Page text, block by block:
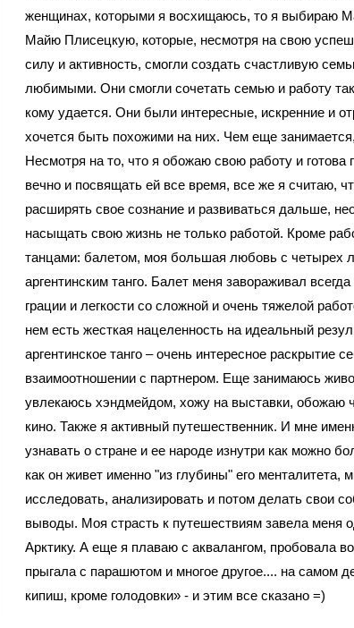
женщинах, которыми я восхищаюсь, то я выбираю
Майю Плисецкую, которые, несмотря на свою
силу и активность, смогли создать счастливую
любимыми. Они смогли сочетать семью и работу
кому удается. Они были интересные, искренние и
хочется быть похожими на них. Чем еще
Несмотря на то, что я обожаю свою работу и готова
вечно и посвящать ей все время, все же я считаю,
расширять свое сознание и развиваться дальше,
насыщать свою жизнь не только работой. Кроме
танцами: балетом, моя большая любовь с четырех
аргентинским танго. Балет меня завораживал
грации и легкости со сложной и очень тяжелой
нем есть жесткая нацеленность на идеальный
аргентинское танго – очень интересное раскрытие
взаимоотношении с партнером. Еще занимаюсь
увлекаюсь хэндмейдом, хожу на выставки, обожаю
кино. Также я активный путешественник. И мне
узнавать о стране и ее народе изнутри как можно
как он живет именно "из глубины" его менталитета,
исследовать, анализировать и потом делать свои
выводы. Моя страсть к путешествиям завела меня
Арктику. А еще я плаваю с аквалангом, пробовала
прыгала с парашютом и многое другое.... на самом
кипиш, кроме голодовки» - и этим все сказано =)